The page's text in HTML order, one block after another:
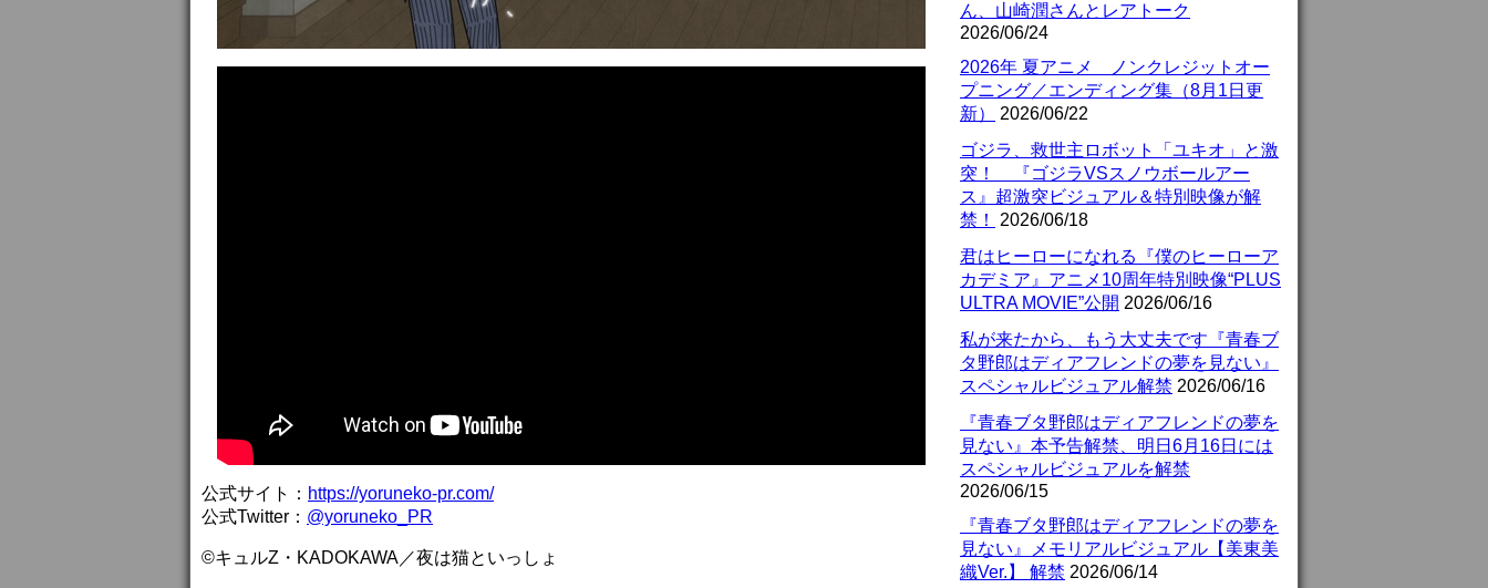
公式サイト： https://yoruneko-pr.com/
公式Twitter： @yoruneko_PR
©キュルZ・KADOKAWA／夜は猫といっしょ
ん、山崎潤さんとレアトーク
2026/06/24
2026年 夏アニメ ノンクレジットオー
プニング／エンディング集（8月1日更
新）
2026/06/22
ゴジラ、救世主ロボット「ユキオ」と激
突！ 『ゴジラVSスノウボールアー
ス』超激突ビジュアル＆特別映像が解
禁！
2026/06/18
君はヒーローになれる『僕のヒーローア
カデミア』アニメ10周年特別映像“PLUS
ULTRA MOVIE”公開 2026/06/16
私が来たから、もう大丈夫です『青春ブ
タ野郎はディアフレンドの夢を見ない』
スペシャルビジュアル解禁 2026/06/16
『青春ブタ野郎はディアフレンドの夢を
見ない』本予告解禁、明日6月16日には
スペシャルビジュアルを解禁
2026/06/15
『青春ブタ野郎はディアフレンドの夢を
見ない』メモリアルビジュアル【美東美
織Ver.】 解禁 2026/06/14